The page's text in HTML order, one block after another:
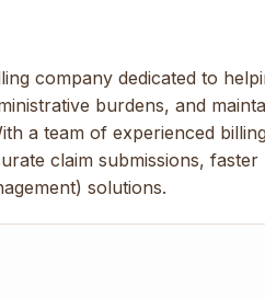
company dedicated to
burdens, and
a team of experienced
claim submissions, faster
solutions.